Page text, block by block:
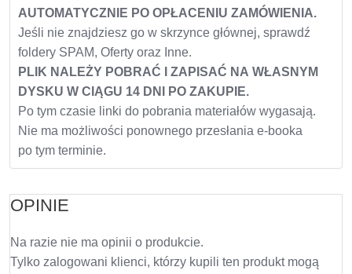
AUTOMATYCZNIE PO OPŁACENIU ZAMÓWIENIA.
Jeśli nie znajdziesz go w skrzynce głównej, sprawdź
foldery SPAM, Oferty oraz Inne.
PLIK NALEŻY POBRAĆ I ZAPISAĆ NA WŁASNYM
DYSKU W CIĄGU 14 DNI PO ZAKUPIE.
Po tym czasie linki do pobrania materiałów wygasają.
Nie ma możliwości ponownego przesłania e-booka
po tym terminie.
OPINIE
Na razie nie ma opinii o produkcie.
Tylko zalogowani klienci, którzy kupili ten produkt mogą